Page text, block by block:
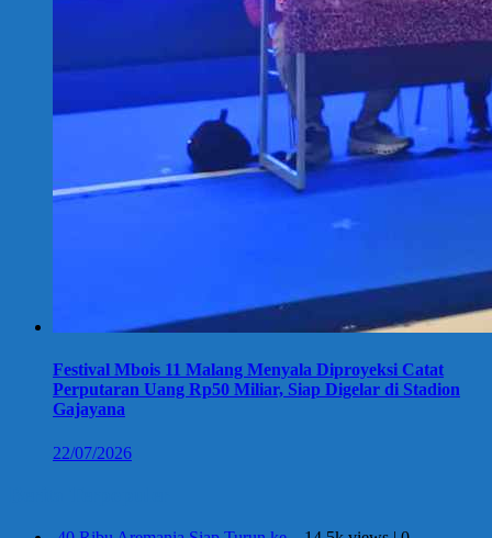
Festival Mbois 11 Malang Menyala Diproyeksi Catat
Perputaran Uang Rp50 Miliar, Siap Digelar di Stadion
Gajayana
22/07/2026